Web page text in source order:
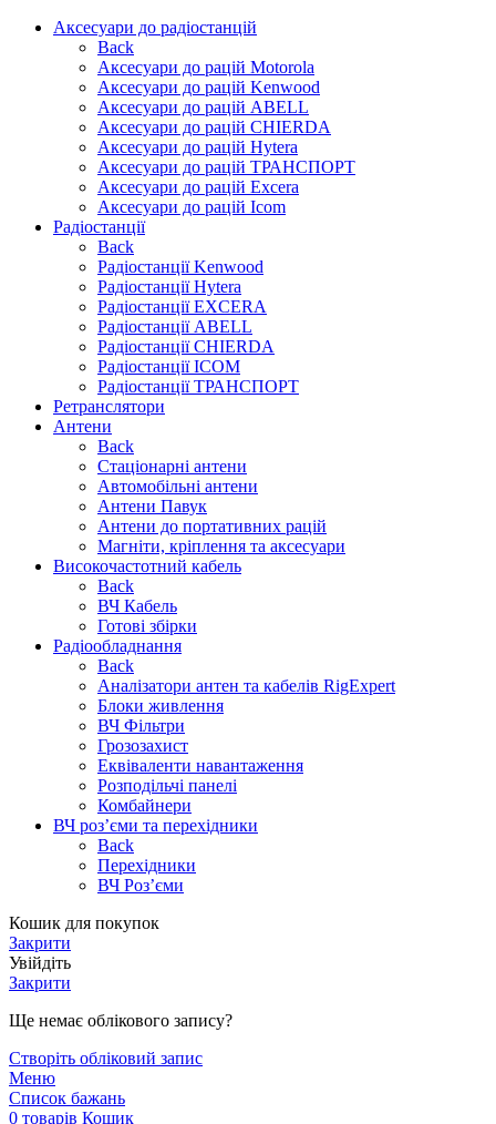
Аксесуари до радіостанцій
Back
Аксесуари до рацій Motorola
Аксесуари до рацій Kenwood
Аксесуари до рацій ABELL
Аксесуари до рацій CHIERDA
Аксесуари до рацій Hytera
Аксесуари до рацій ТРАНСПОРТ
Аксесуари до рацій Excera
Аксесуари до рацій Icom
Радіостанції
Back
Радіостанції Kenwood
Радіостанції Hytera
Радіостанції EXCERA
Радіостанції ABELL
Радіостанції CHIERDA
Радіостанції ICOM
Радіостанції ТРАНСПОРТ
Ретранслятори
Антени
Back
Стаціонарні антени
Автомобільні антени
Антени Павук
Антени до портативних рацій
Магніти, кріплення та аксесуари
Високочастотний кабель
Back
ВЧ Кабель
Готові збірки
Радіообладнання
Back
Аналізатори антен та кабелів RigExpert
Блоки живлення
ВЧ Фільтри
Грозозахист
Еквіваленти навантаження
Розподільчі панелі
Комбайнери
ВЧ роз’єми та перехідники
Back
Перехідники
ВЧ Роз’єми
Кошик для покупок
Закрити
Увійдіть
Закрити
Ще немає облікового запису?
Створіть обліковий запис
Меню
Список бажань
0 товарів Кошик